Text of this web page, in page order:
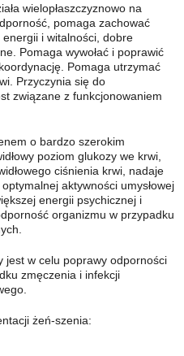
wielopłaszczyznowo na
pomaga zachować
energii i witalności, dobre
Pomaga wywołać i poprawić
Pomaga utrzymać
Przyczynia się do
związane z funkcjonowaniem
o bardzo szerokim
poziom glukozy we krwi,
ciśnienia krwi, nadaje
aktywności umysłowej
energii psychicznej i
organizmu w przypadku
jest w celu poprawy odporności
zmęczenia i infekcji
żeń-szenia: